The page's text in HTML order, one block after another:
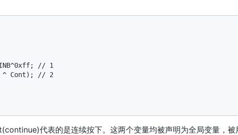
// 1
^ Cont); // 2
代表的是连续按下。这两个变量均被声明为全局变量，被